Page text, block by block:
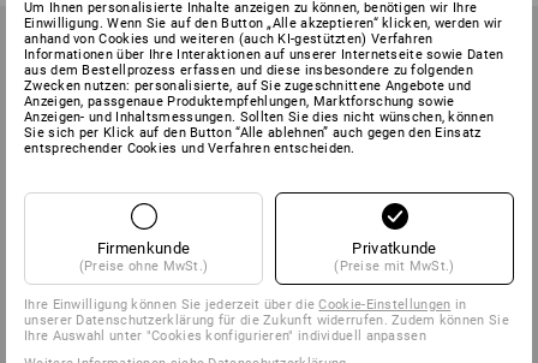
Um Ihnen personalisierte Inhalte anzeigen zu können, benötigen wir Ihre
Einwilligung. Wenn Sie auf den Button „Alle akzeptieren“ klicken, werden wir
anhand von Cookies und weiteren (auch KI-gestützten) Verfahren
Informationen über Ihre Interaktionen auf unserer Internetseite sowie Daten
aus dem Bestellprozess erfassen und diese insbesondere zu folgenden
Zwecken nutzen: personalisierte, auf Sie zugeschnittene Angebote und
Anzeigen, passgenaue Produktempfehlungen, Marktforschung sowie
Anzeigen- und Inhaltsmessungen. Sollten Sie dies nicht wünschen, können
Sie sich per Klick auf den Button “Alle ablehnen” auch gegen den Einsatz
entsprechender Cookies und Verfahren entscheiden.
Firmenkunde
(Preise ohne MwSt.)
Privatkunde
(Preise mit MwSt.)
Ihre Einwilligung können Sie jederzeit über dieCookie-Einstellungen in
unserer Datenschutzerklärung für die Zukunft widerrufen. Zudem können Sie
Ihre Auswahl unter "Cookies konfigurieren" individuell anpassen